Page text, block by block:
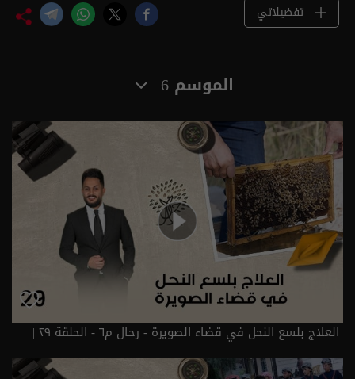
تفضيلاتي
الموسم 6
العلاج بلسع النحل في قضاء الصويرة - رحال م٦ - الحلقة ٢٩ |
الموسم 6